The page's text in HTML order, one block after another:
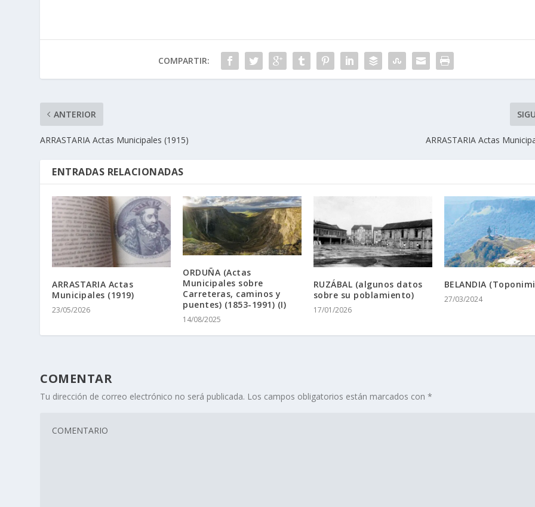
COMPARTIR:
ANTERIOR
ARRASTARIA Actas Municipales (1915) ARRASTARIA Actas
ENTRADAS RELACIONADAS
ARRASTARIA Actas
Municipales (1919)
23/05/2026
ORDUÑA (Actas
Municipales sobre
Carreteras, caminos y
puentes) (1853-1991) (I)
14/08/2025
RUZÁBAL (algunos datos
sobre su poblamiento)
17/01/2026
BELANDIA
27/03/2024
COMENTAR
Tu dirección de correo electrónico no será publicada. Los campos obligatorios están marcados con*